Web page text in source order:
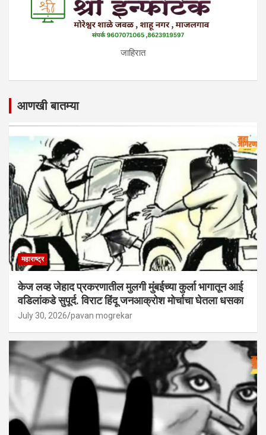
जाहिरात
आणखी बातम्या
महाराष्ट्र
केज लव्ह जेहाद प्रकरणातील मुलगी मुंबईच्या कुर्ला भागातून आई
वडिलांकडे सुपूर्द. विराट हिंदू जनआक्रोश मोर्चाचा घेतला धसका
July 30, 2026 pavan mogrekar